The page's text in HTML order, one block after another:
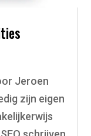
Jeroen
zijn eigen